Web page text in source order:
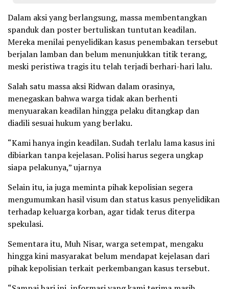
Dalam aksi yang berlangsung, massa membentangkan
spanduk dan poster bertuliskan tuntutan keadilan.
Mereka menilai penyelidikan kasus penembakan tersebut
berjalan lamban dan belum menunjukkan titik terang,
meski peristiwa tragis itu telah terjadi berhari-hari lalu.
Salah satu massa aksi Ridwan dalam orasinya,
menegaskan bahwa warga tidak akan berhenti
menyuarakan keadilan hingga pelaku ditangkap dan
diadili sesuai hukum yang berlaku.
“Kami hanya ingin keadilan. Sudah terlalu lama kasus ini
dibiarkan tanpa kejelasan. Polisi harus segera ungkap
siapa pelakunya,” ujarnya
Selain itu, ia juga meminta pihak kepolisian segera
mengumumkan hasil visum dan status kasus penyelidikan
terhadap keluarga korban, agar tidak terus diterpa
spekulasi.
Sementara itu, Muh Nisar, warga setempat, mengaku
hingga kini masyarakat belum mendapat kejelasan dari
pihak kepolisian terkait perkembangan kasus tersebut.